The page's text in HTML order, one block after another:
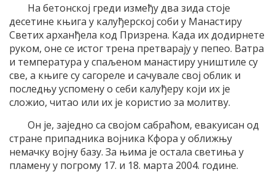
На бетонској греди између два зида стоје
десетине књига у калуђерској соби у Манастиру
Светих арханђела код Призрена. Када их додирнете
руком, оне се истог трена претварају у пепео. Ватра
и температура у спаљеном манастиру уништиле су
све, а књиге су сагореле и сачувале свој облик и
последњу успомену о себи калуђеру који их је
сложио, читао или их је користио за молитву.
Он је, заједно са својом сабраћом, евакуисан од
стране припадника војника Кфора у оближњу
немачку војну базу. За њима је остала светиња у
пламену у погрому 17. и 18. марта 2004. године.